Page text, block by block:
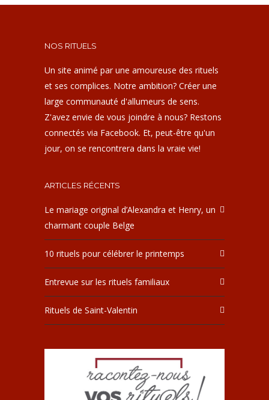
NOS RITUELS
Un site animé par une amoureuse des rituels
et ses complices. Notre ambition? Créer une
large communauté d'allumeurs de sens.
Z'avez envie de vous joindre à nous? Restons
connectés via Facebook. Et, peut-être qu'un
jour, on se rencontrera dans la vraie vie!
ARTICLES RÉCENTS
Le mariage original d’Alexandra et Henry, un
charmant couple Belge
10 rituels pour célébrer le printemps
Entrevue sur les rituels familiaux
Rituels de Saint-Valentin